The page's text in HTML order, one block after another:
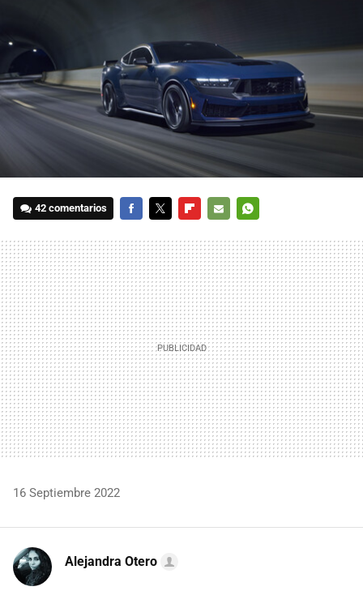
42 comentarios
MAIL
16 Septiembre 2022
Alejandra Otero